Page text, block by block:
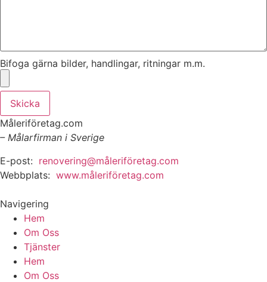
Bifoga gärna bilder, handlingar, ritningar m.m.
Skicka
Måleriföretag.com
– Målarfirman i Sverige
E-post: renovering@måleriföretag.com
Webbplats: www.måleriföretag.com
Navigering
Hem
Om Oss
Tjänster
Hem
Om Oss